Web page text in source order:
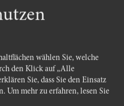
wählen Sie, welche
den Klick auf „Alle
Sie, dass Sie den Einsatz
Um mehr zu erfahren, lesen Sie